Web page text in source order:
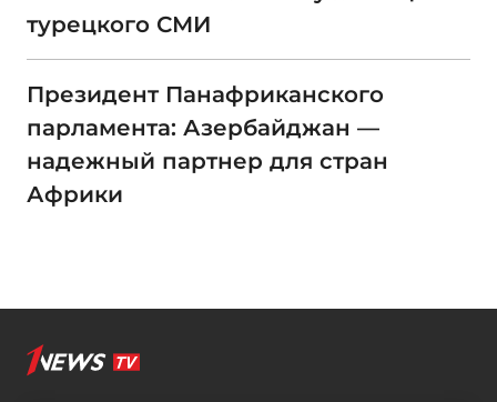
турецкого СМИ
Президент Панафриканского
парламента: Азербайджан —
надежный партнер для стран
Африки